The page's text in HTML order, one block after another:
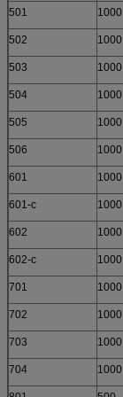
501 1000
502 1000
503 1000
504 1000
505 1000
506 1000
601 1000
601-c 1000
602 1000
602-c 1000
701 1000
702 1000
703 1000
704 1000